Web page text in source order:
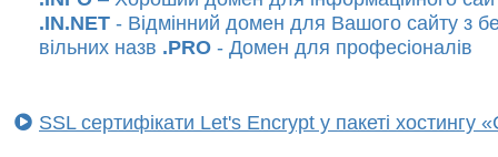
.IN.NET - Відмінний домен для Вашого сайту з
вільних назв .PRO - Домен для професіоналів
SSL сертифікати Let's Encrypt у пакеті хостингу